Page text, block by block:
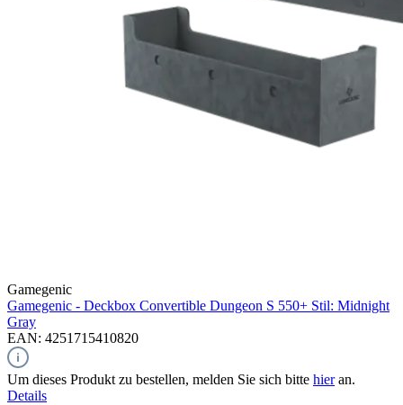
Gamegenic
Gamegenic - Deckbox Convertible Dungeon S 550+ Stil: Midnight
Gray
EAN: 4251715410820
Um dieses Produkt zu bestellen, melden Sie sich bitte hieran.
Details